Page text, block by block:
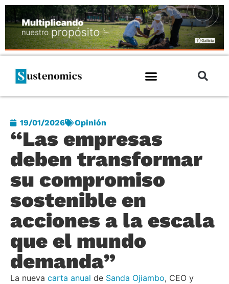
19/01/2026 Opinión
“Las empresas
deben transformar
su compromiso
sostenible en
acciones a la escala
que el mundo
demanda”
La nueva carta anual de Sanda Ojiambo, CEO y